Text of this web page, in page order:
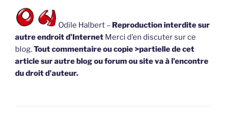
Odile Halbert – Reproduction interdite sur
autre endroit d’Internet Merci d’en discuter sur ce
blog.Tout commentaire ou copie >partielle de cet
article sur autre blog ou forum ou site va à l’encontre
du droit d’auteur.